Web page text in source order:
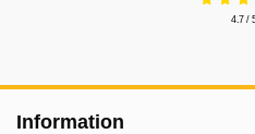
4.7 /
Information